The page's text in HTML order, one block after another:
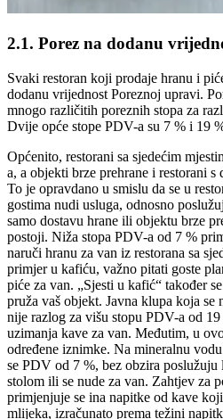
2.1. Porez na dodanu
Svaki restoran koji prodaje hranu i
dodanu vrijednost Poreznoj upravi.
mnogo različitih poreznih stopa za
Dvije opće stope PDV-a su 7 % i 19
Općenito, restorani sa sjedećim
a, a objekti brze prehrane i restorani
To je opravdano u smislu da se u
gostima nudi usluga, odnosno
samo dostavu hrane ili objektu brze
postoji. Niža stopa PDV-a od 7 %
naruči hranu za van iz restorana sa
primjer u kafiću, važno pitati goste
piće za van. „Sjesti u kafić“ također
pruža vaš objekt. Javna klupa koja se
nije razlog za višu stopu PDV-a od
uzimanja kave za van. Međutim, u
određene iznimke. Na mineralnu
se PDV od 7 %, bez obzira poslužuju
stolom ili se nude za van. Zahtjev za
primjenjuje se ina napitke od kave
mlijeka, izračunato prema težini